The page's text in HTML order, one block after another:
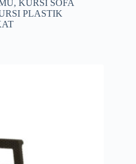
, KURSI SOFA
PLASTIK